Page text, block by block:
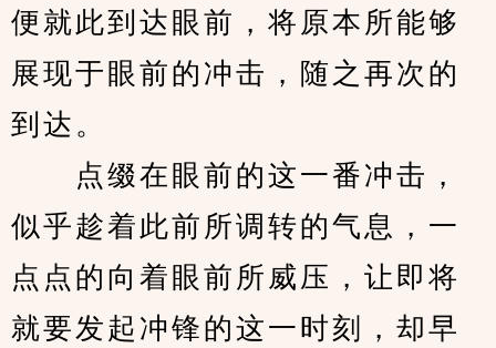
便就此到达眼前，将原本所能够
展现于眼前的冲击，随之再次的
到达。
点缀在眼前的这一番冲击，
似乎趁着此前所调转的气息，一
点点的向着眼前所威压，让即将
就要发起冲锋的这一时刻，却早